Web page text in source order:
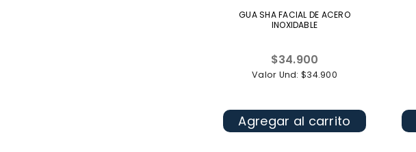
GUA SHA FACIAL DE ACERO
INOXIDABLE
Precio
habitual
$34.900
Valor Und: $34.900
Agregar al carrito